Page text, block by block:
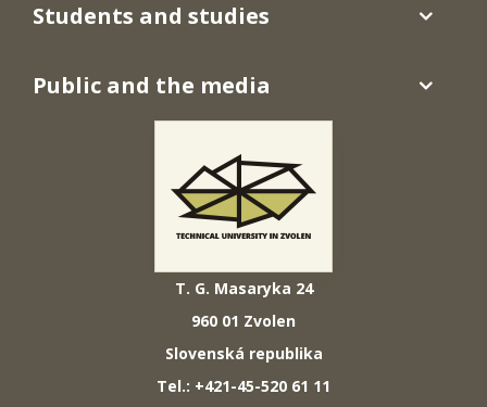
T. G. Masaryka 24
960 01 Zvolen
Slovenská republika
Tel.: +421-45-520 61 11
Students and studies
Public and the media